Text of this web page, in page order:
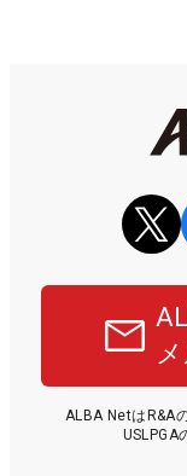
ALBA NetはR&A
USLPGA